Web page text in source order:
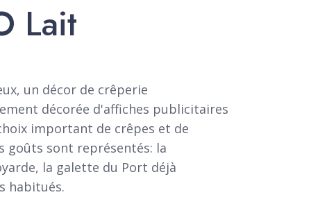
Lait
un décor de crêperie
décorée d'affiches publicitaires
important de crêpes et de
goûts sont représentés: la
la galette du Port déjà
habitués.